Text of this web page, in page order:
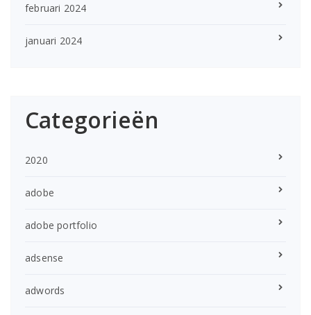
februari 2024
januari 2024
Categorieën
2020
adobe
adobe portfolio
adsense
adwords